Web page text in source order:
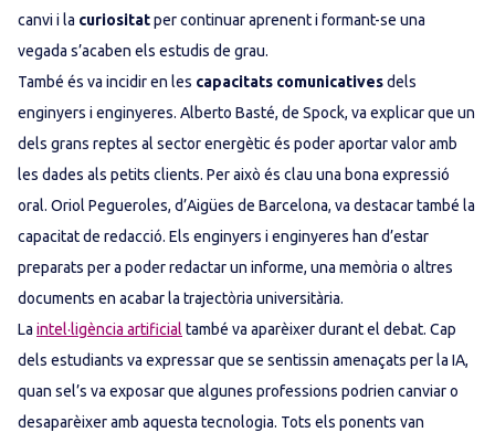
canvi i la curiositatper continuar aprenent i formant-se una
vegada s’acaben els estudis de grau.
També és va incidir en les capacitats comunicativesdels
enginyers i enginyeres. Alberto Basté, de Spock, va explicar que un
dels grans reptes al sector energètic és poder aportar valor amb
les dades als petits clients. Per això és clau una bona expressió
oral. Oriol Pegueroles, d’Aigües de Barcelona, va destacar també la
capacitat de redacció. Els enginyers i enginyeres han d’estar
preparats per a poder redactar un informe, una memòria o altres
documents en acabar la trajectòria universitària.
La intel·ligència artificial també va aparèixer durant el debat. Cap
dels estudiants va expressar que se sentissin amenaçats per la IA,
quan sel’s va exposar que algunes professions podrien canviar o
desaparèixer amb aquesta tecnologia. Tots els ponents van